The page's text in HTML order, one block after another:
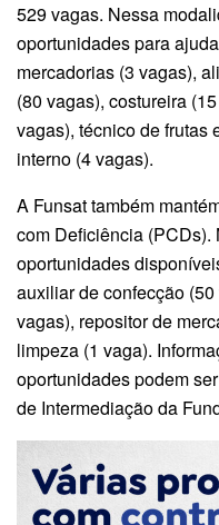
529 vagas. Nessa
oportunidades para
mercadorias (3 vagas),
(80 vagas), costureira
vagas), técnico de frutas
interno (4 vagas).
A Funsat também
com Deficiência (PCDs).
oportunidades
auxiliar de confecção
vagas), repositor de
limpeza (1 vaga).
oportunidades podem
de Intermediação da